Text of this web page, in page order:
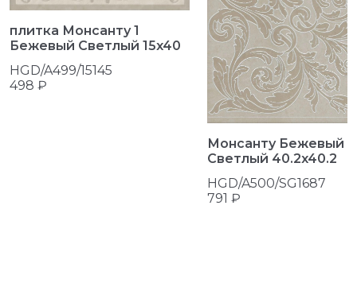
плитка Монсанту 1
Бежевый Светлый 15x40
HGD/A499/15145
498 ₽
Монсанту Бежевый
Светлый 40.2x40.2
HGD/A500/SG1687
791 ₽